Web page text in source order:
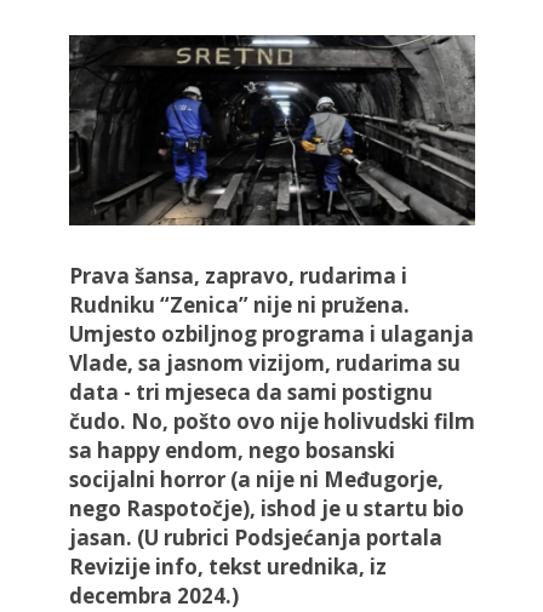
Prava šansa, zapravo, rudarima i
Rudniku “Zenica” nije ni pružena.
Umjesto ozbiljnog programa i ulaganja
Vlade, sa jasnom vizijom, rudarima su
data - tri mjeseca da sami postignu
čudo. No, pošto ovo nije holivudski film
sa happy endom, nego bosanski
socijalni horror (a nije ni Međugorje,
nego Raspotočje), ishod je u startu bio
jasan. (U rubrici Podsjećanja portala
Revizije info, tekst urednika, iz
decembra 2024.)